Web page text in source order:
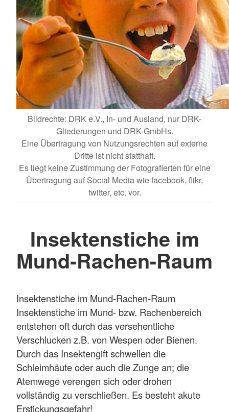
Bildrechte: DRK e.V., In- und Ausland, nur DRK-
Gliederungen und DRK-GmbHs.
Eine Übertragung von Nutzungsrechten auf externe
Dritte ist nicht statthaft.
Es liegt keine Zustimmung der Fotografierten für eine
Übertragung auf Social Media wie facebook, flikr,
twitter, etc. vor.
Insektenstiche im
Mund-Rachen-Raum
Insektenstiche im Mund-Rachen-Raum
Insektenstiche im Mund- bzw. Rachenbereich
entstehen oft durch das versehentliche
Verschlucken z.B. von Wespen oder Bienen.
Durch das Insektengift schwellen die
Schleimhäute oder auch die Zunge an; die
Atemwege verengen sich oder drohen
vollständig zu verschließen. Es besteht akute
Erstickungsgefahr!